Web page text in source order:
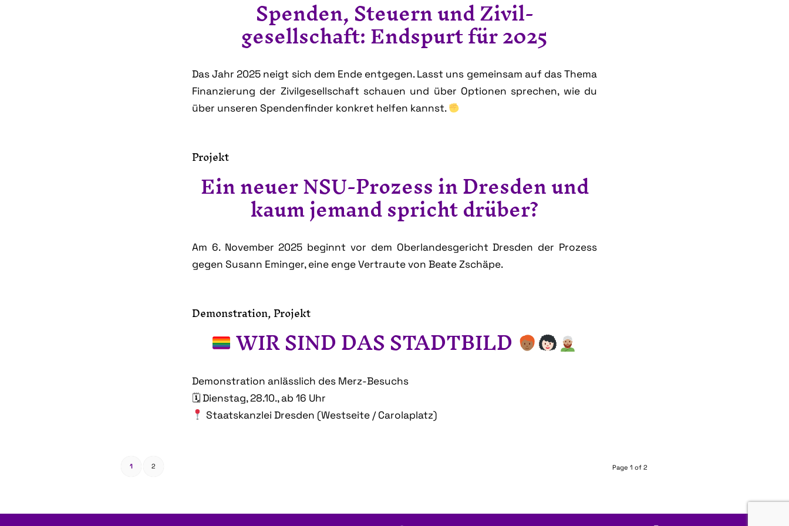
Spenden, Steuern und Zivil-
gesellschaft: Endspurt für 2025
Das Jahr 2025 neigt sich dem Ende entgegen. Lasst uns gemeinsam auf das Thema
Finanzierung der Zivilgesellschaft schauen und über Optionen sprechen, wie du
über unseren Spendenfinder konkret helfen kannst.
Projekt
Ein neuer NSU-Prozess in Dresden und
kaum jemand spricht drüber?
Am 6. November 2025 beginnt vor dem Oberlandesgericht Dresden der Prozess
gegen Susann Eminger, eine enge Vertraute von Beate Zschäpe.
Demonstration,Projekt
WIR SIND DAS STADTBILD
Demonstration anlässlich des Merz-Besuchs
🗓 Dienstag, 28.10., ab 16 Uhr
Staatskanzlei Dresden (Westseite / Carolaplatz)
Page 1 of 2
1 2